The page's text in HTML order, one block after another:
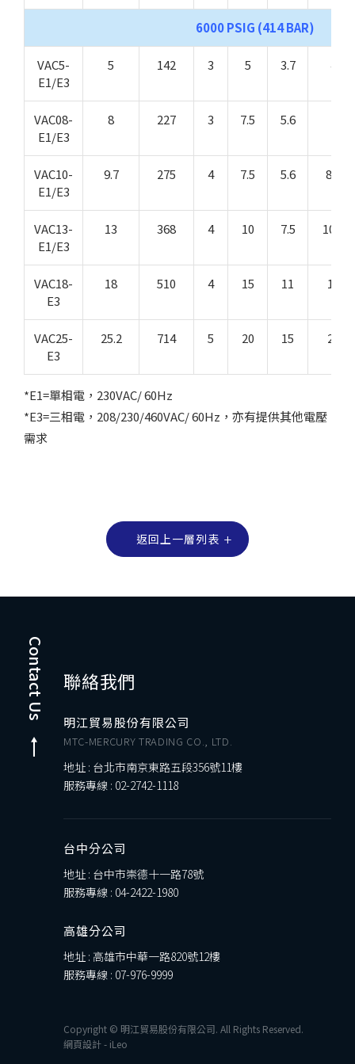
6000 PSIG (414 BAR)
VAC5-
E1/E3
5 142 3 5 3.7 4
VAC08-
E1/E3
8 227 3 7.5 5.6
VAC10-
E1/E3
9.7 275 4 7.5 5.6 8.1
VAC13-
E1/E3
13 368 4 10 7.5 10.8
VAC18-
E3
18 510 4 15 11 15
VAC25-
E3
25.2 714 5 20 15 21
*E1=單相電，230VAC/ 60Hz
*E3=三相電，208/230/460VAC/ 60Hz，亦有提供其他電壓
需求
返回上一層列表
Contact Us 聯絡我們
明江貿易股份有限公司
MTC-MERCURY TRADING CO., LTD.
地址 : 台北市南京東路五段356號11樓
服務專線 : 02-2742-1118
台中分公司
地址 : 台中市崇德十一路78號
服務專線 : 04-2422-1980
高雄分公司
地址 : 高雄市中華一路820號12樓
服務專線 : 07-976-9999
Copyright © 明江貿易股份有限公司. All Rights Reserved.
網頁設計- iLeo